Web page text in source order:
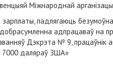
Міжнароднай
падлягаюць
адпрацаваў на
Дэкрэта № 9,
7000 даляраў ЗША»